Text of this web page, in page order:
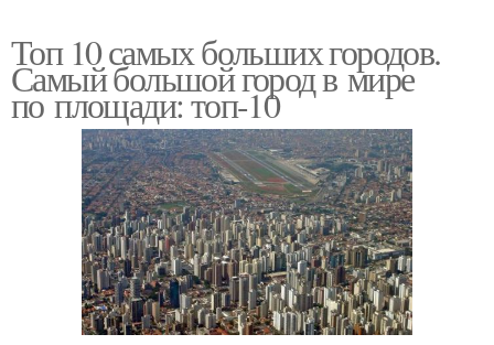
Топ 10 самых больших городов.
Самый большой город в мире
по площади: топ-10